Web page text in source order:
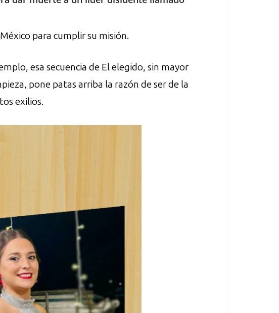
para cumplir su misión.
esa secuencia de El elegido, sin mayor
pone patas arriba la razón de ser de la
exilios.